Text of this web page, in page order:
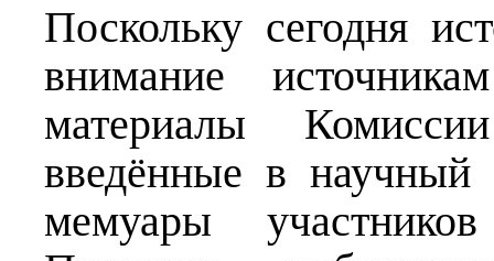
Поскольку сегодня
внимание
материалы
введённые в
мемуары